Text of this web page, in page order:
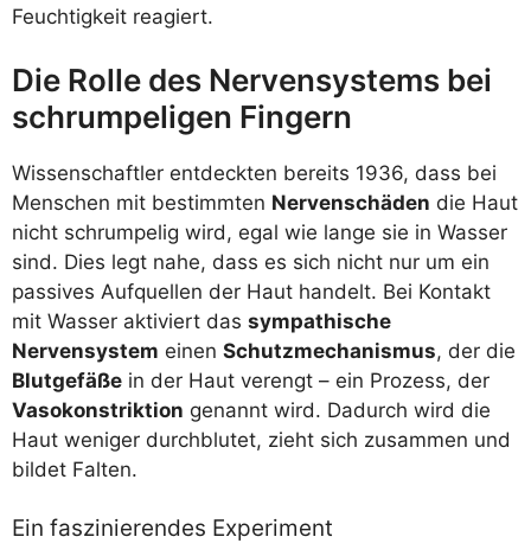
Feuchtigkeit reagiert.
Die Rolle des Nervensystems bei
schrumpeligen Fingern
Wissenschaftler entdeckten bereits 1936, dass bei
Menschen mit bestimmten Nervenschäden die Haut
nicht schrumpelig wird, egal wie lange sie in Wasser
sind. Dies legt nahe, dass es sich nicht nur um ein
passives Aufquellen der Haut handelt. Bei Kontakt
mit Wasser aktiviert das sympathische
Nervensystem einen Schutzmechanismus, der die
Blutgefäße in der Haut verengt – ein Prozess, der
Vasokonstriktion genannt wird. Dadurch wird die
Haut weniger durchblutet, zieht sich zusammen und
bildet Falten.
Ein faszinierendes Experiment